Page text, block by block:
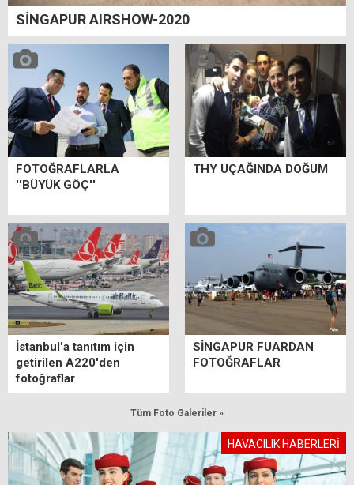
SİNGAPUR AIRSHOW-2020
FOTOĞRAFLARLA
''BÜYÜK GÖÇ''
THY UÇAĞINDA DOĞUM
İstanbul'a tanıtım için
getirilen A220'den
fotoğraflar
SİNGAPUR FUARDAN
FOTOĞRAFLAR
Tüm Foto Galeriler »
HAVACILIK HABERLERİ